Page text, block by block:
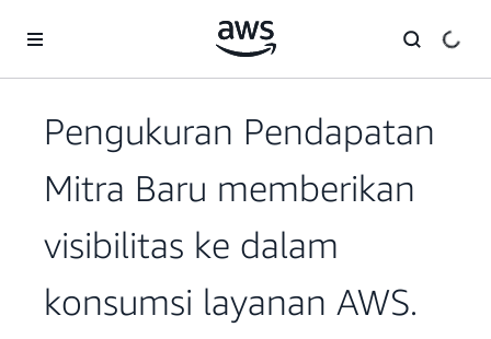
Pengukuran Pendapatan
Mitra Baru memberikan
visibilitas ke dalam
konsumsi layanan AWS.